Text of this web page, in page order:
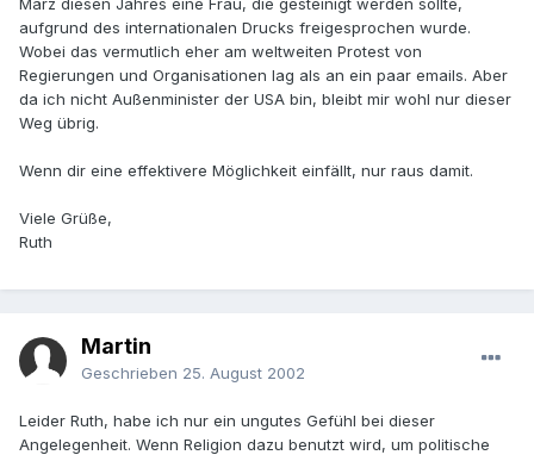
März diesen Jahres eine Frau, die gesteinigt werden sollte,
aufgrund des internationalen Drucks freigesprochen wurde.
Wobei das vermutlich eher am weltweiten Protest von
Regierungen und Organisationen lag als an ein paar emails. Aber
da ich nicht Außenminister der USA bin, bleibt mir wohl nur dieser
Weg übrig.
Wenn dir eine effektivere Möglichkeit einfällt, nur raus damit.
Viele Grüße,
Ruth
Martin
Geschrieben 25. August 2002
Leider Ruth, habe ich nur ein ungutes Gefühl bei dieser
Angelegenheit. Wenn Religion dazu benutzt wird, um politische